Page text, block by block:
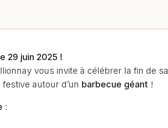
29 juin 2025 !
vous invite à célébrer la fin de
autour d’un barbecue géant !
: